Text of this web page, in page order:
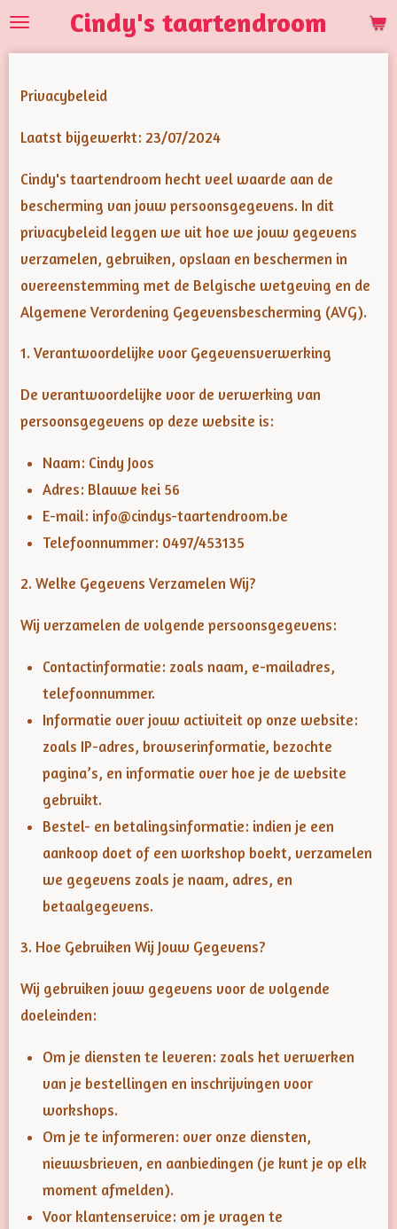
Ga
de
hoofdinhoud
Cindy's taartendroom
Privacybeleid
Laatst bijgewerkt: 23/07/2024
Cindy's taartendroom hecht veel waarde aan de
bescherming van jouw persoonsgegevens. In dit
privacybeleid leggen we uit hoe we jouw gegevens
verzamelen, gebruiken, opslaan en beschermen in
overeenstemming met de Belgische wetgeving en de
Algemene Verordening Gegevensbescherming (AVG).
1. Verantwoordelijke voor Gegevensverwerking
De verantwoordelijke voor de verwerking van
persoonsgegevens op deze website is:
Naam: Cindy Joos
Adres: Blauwe kei 56
E-mail: info@cindys-taartendroom.be
Telefoonnummer: 0497/453135
2. Welke Gegevens Verzamelen Wij?
Wij verzamelen de volgende persoonsgegevens:
Contactinformatie: zoals naam, e-mailadres,
telefoonnummer.
Informatie over jouw activiteit op onze website:
zoals IP-adres, browserinformatie, bezochte
pagina’s, en informatie over hoe je de website
gebruikt.
Bestel- en betalingsinformatie: indien je een
aankoop doet of een workshop boekt, verzamelen
we gegevens zoals je naam, adres, en
betaalgegevens.
3. Hoe Gebruiken Wij Jouw Gegevens?
Wij gebruiken jouw gegevens voor de volgende
doeleinden:
Om je diensten te leveren: zoals het verwerken
van je bestellingen en inschrijvingen voor
workshops.
Om je te informeren: over onze diensten,
nieuwsbrieven, en aanbiedingen (je kunt je op elk
moment afmelden).
Voor klantenservice: om je vragen te